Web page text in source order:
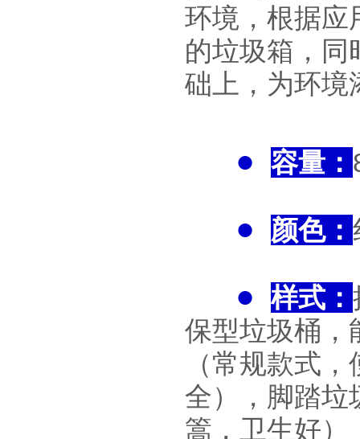
环境，根据应
的垃圾箱，同
础上，为环境
● 容量：
● 颜色：
● 样式：
保型垃圾桶，
（常规款式
全），脚踏垃
篙，卫生好）